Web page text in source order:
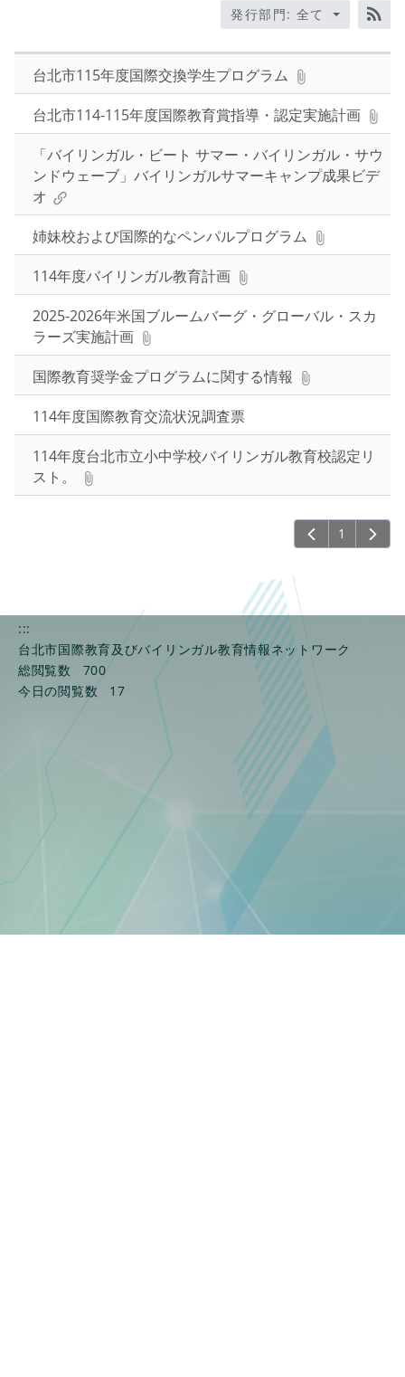
キ
ワ
ド
し
Enter
ー
索
発行部門: 全て
RSS
台北市115年度国際交換学生プログラム
台北市114-115年度国際教育賞指導・認定実施計画
「バイリンガル・ビート サマー・バイリンガル・サウ
ンドウェーブ」バイリンガルサマーキャンプ成果ビデ
オ
姉妹校および国際的なペンパルプログラム
114年度バイリンガル教育計画
2025-2026年米国ブルームバーグ・グローバル・スカ
ラーズ実施計画
国際教育奨学金プログラムに関する情報
114年度国際教育交流状況調査票
114年度台北市立小中学校バイリンガル教育校認定リ
スト。
1
:::
台北市国際教育及びバイリンガル教育情報ネットワーク
総閲覧数
700
今日の閲覧数
17